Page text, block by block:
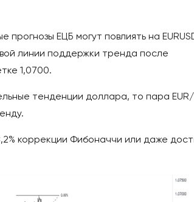
ЕЦБ могут повлиять на
линии поддержки тренда после
1,0700.
тенденции доллара, то пара
коррекции Фибоначчи или даже